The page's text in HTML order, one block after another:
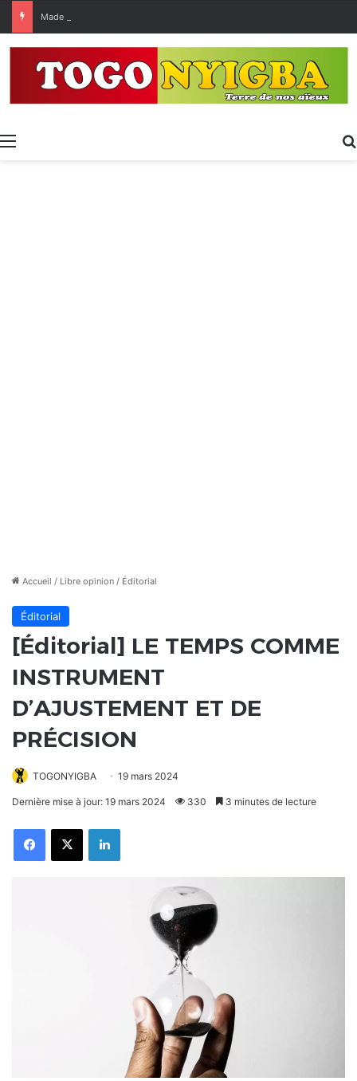
Menu
Accueil / Libre opinion / Éditorial
Éditorial
[Éditorial] LE TEMPS COMME
INSTRUMENT
D’AJUSTEMENT ET DE
PRÉCISION
TOGONYIGBA 19 mars 2024
Dernière mise à jour: 19 mars 2024 330 3 minutes de lecture
FacebookX Linkedin